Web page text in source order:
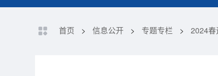
首页 > 信息公开 > 专题专栏 > 2024